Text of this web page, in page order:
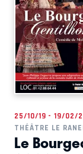
25/10/19 - 19/02/
THÉÂTRE LE
Le